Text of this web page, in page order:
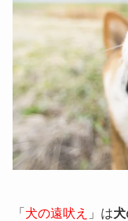
「 犬の遠吠え 」は